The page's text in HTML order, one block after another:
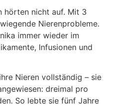
hörten nicht auf. Mit 3
Nierenprobleme.
immer wieder im
Infusionen und
Nieren vollständig – sie
dreimal pro
So lebte sie fünf Jahre